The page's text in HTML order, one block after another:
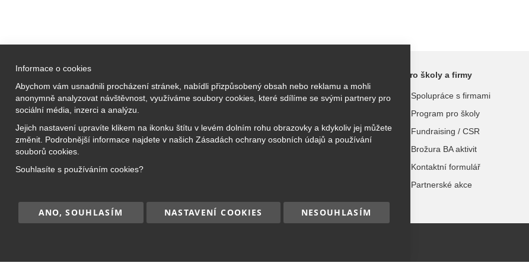
Bridge Academy Group s.r.o.
O nás
Náš tým
Prezenční kroužky
Příměstské tábory
Pro školy a firmy
Spolupráce s firmami
Program pro školy
Fundraising / CSR
Brožura BA aktivit
Kontaktní formulář
Partnerské akce
Informace o cookies
Abychom vám usnadnili procházení stránek, nabídli přizpůsobený obsah nebo reklamu a mohli
anonymně analyzovat návštěvnost, využíváme soubory cookies, které sdílíme se svými partnery pro
sociální média, inzerci a analýzu.
Jejich nastavení upravíte klikem na ikonku štítu v levém dolním rohu obrazovky a kdykoliv jej můžete
změnit. Podrobnější informace najdete v našich Zásadách ochrany osobních údajů a používání
souborů cookies.
Souhlasíte s používáním cookies?
ANO, SOUHLASÍM NASTAVENÍ COOKIES NESOUHLASÍM